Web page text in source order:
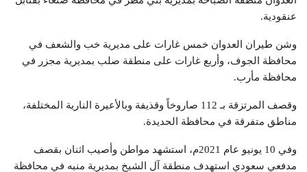
عنقودية.
وشن طيران العدوان خمس غارات على مديرية خب والشعف في
محافظة الجوف، وأربع غارات على منطقة صلب بمديرية مجزر في
محافظة مأرب.
وقصف المرتزقة بـ 112 صاروخاً وقذيفة وبالأعيرة النارية المختلفة،
مناطق متفرقة في محافظة الحديدة.
وفي 10 يونيو عام 2021م، استشهد مواطن وأصيب اثنان بقصف
مدفعي سعودي استهدف منطقة آل الشيخ بمديرية منبه في محافظة